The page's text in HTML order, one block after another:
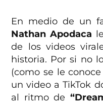
En medio de un
Nathan Apodaca
de los videos
historia. Por si no
(como se le
un video a TikTok
al ritmo de